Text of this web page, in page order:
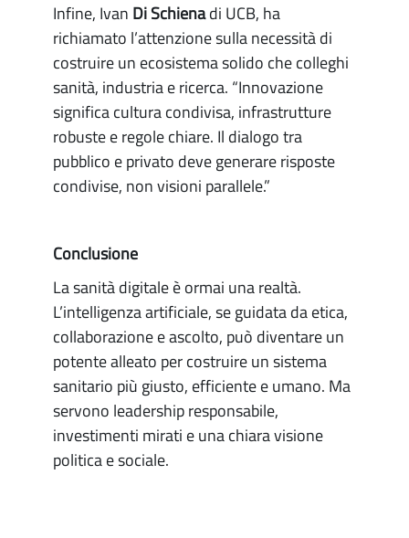
Infine, Ivan Di Schienadi UCB, ha
richiamato l’attenzione sulla necessità di
costruire un ecosistema solido che colleghi
sanità, industria e ricerca. “Innovazione
significa cultura condivisa, infrastrutture
robuste e regole chiare. Il dialogo tra
pubblico e privato deve generare risposte
condivise, non visioni parallele.”
Conclusione
La sanità digitale è ormai una realtà.
L’intelligenza artificiale, se guidata da etica,
collaborazione e ascolto, può diventare un
potente alleato per costruire un sistema
sanitario più giusto, efficiente e umano. Ma
servono leadership responsabile,
investimenti mirati e una chiara visione
politica e sociale.